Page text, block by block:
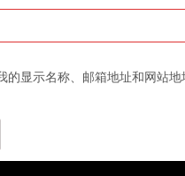
的显示名称、邮箱地址和网站地